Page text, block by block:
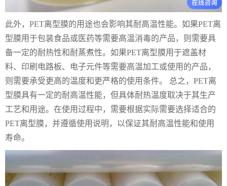
此外，PET离型膜的用途也会影响其耐高温性能。如果PET离
型膜用于包装食品或医药等需要高温消毒的产品，则需要具
备一定的耐热性和耐蒸煮性。如果PET离型膜用于遮盖材
料、印刷电路板、电子元件等需要高温加工或使用的产品，
则需要承受更高的温度和更严格的使用条件。 总之，PET离
型膜具有一定的耐高温性能，但具体耐热温度取决于其生产
工艺和用途。在使用过程中，需要根据实际需要选择适合的
PET离型膜，并遵循使用说明，以保证其耐高温性能和使用
寿命。